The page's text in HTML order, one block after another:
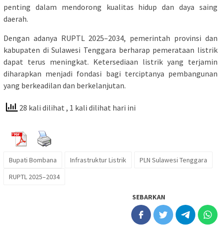
penting dalam mendorong kualitas hidup dan daya saing
daerah.
Dengan adanya RUPTL 2025–2034, pemerintah provinsi dan
kabupaten di Sulawesi Tenggara berharap pemerataan listrik
dapat terus meningkat. Ketersediaan listrik yang terjamin
diharapkan menjadi fondasi bagi terciptanya pembangunan
yang berkeadilan dan berkelanjutan.
28 kali dilihat , 1 kali dilihat hari ini
Bupati Bombana Infrastruktur Listrik
PLN Sulawesi Tenggara
RUPTL 2025–2034
SEBARKAN